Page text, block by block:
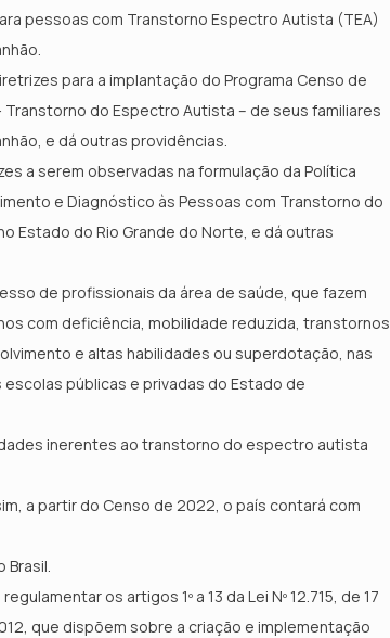
pessoas com Transtorno Espectro Autista (TEA)
para a implantação do Programa Censo de
Transtorno do Espectro Autista – de seus familiares
e dá outras providências.
a serem observadas na formulação da Política
e Diagnóstico às Pessoas com Transtorno do
Estado do Rio Grande do Norte, e dá outras
de profissionais da área de saúde, que fazem
com deficiência, mobilidade reduzida, transtornos
e altas habilidades ou superdotação, nas
públicas e privadas do Estado de
inerentes ao transtorno do espectro autista
a partir do Censo de 2022, o país contará com
Brasil.
os artigos 1º a 13 da Lei Nº 12.715, de 17
que dispõem sobre a criação e implementação